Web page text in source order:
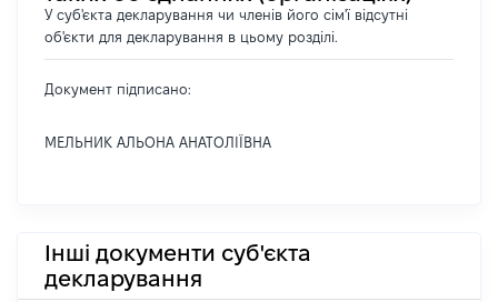
У суб'єкта декларування чи членів його сім'ї відсутні
об'єкти для декларування в цьому розділі.
Документ підписано:
МЕЛЬНИК АЛЬОНА АНАТОЛІЇВНА
Інші документи суб'єкта
декларування